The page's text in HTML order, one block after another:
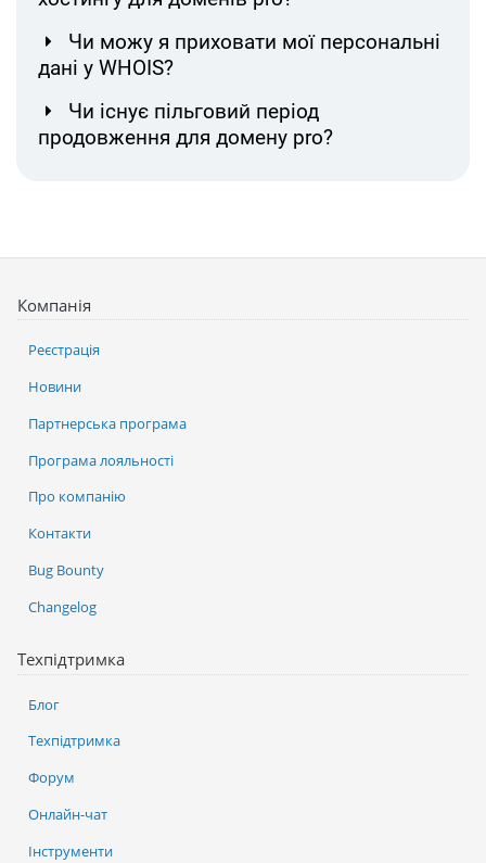
Чи можу я приховати мої персональні
дані у WHOIS?
Чи існує пільговий період
продовження для домену pro?
Компанія
Реєстрація
Новини
Партнерська програма
Програма лояльності
Про компанію
Контакти
Bug Bounty
Changelog
Техпідтримка
Блог
Техпідтримка
Форум
Онлайн-чат
Інструменти